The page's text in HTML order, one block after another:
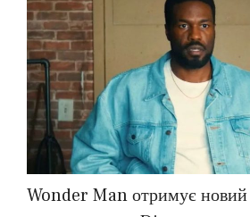
Wonder Man отримує новий